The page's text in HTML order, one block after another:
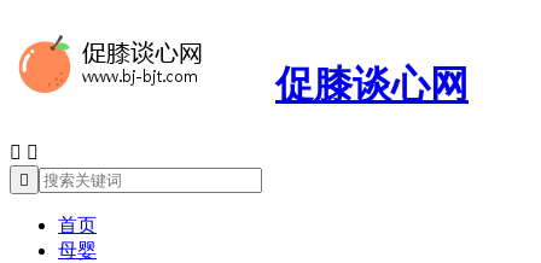
促膝谈心网
 

首页
母婴